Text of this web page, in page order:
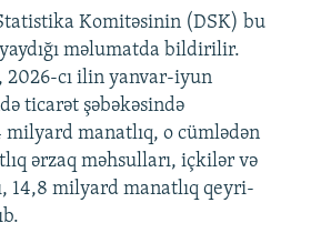
720p 1080p
720p
1080p
Komitəsinin (DSK) bu
məlumatda bildirilir.
2026-cı ilin yanvar-iyun
ticarət şəbəkəsində
milyard manatlıq, o cümlədən
ərzaq məhsulları, içkilər və
14,8 milyard manatlıq qeyri-